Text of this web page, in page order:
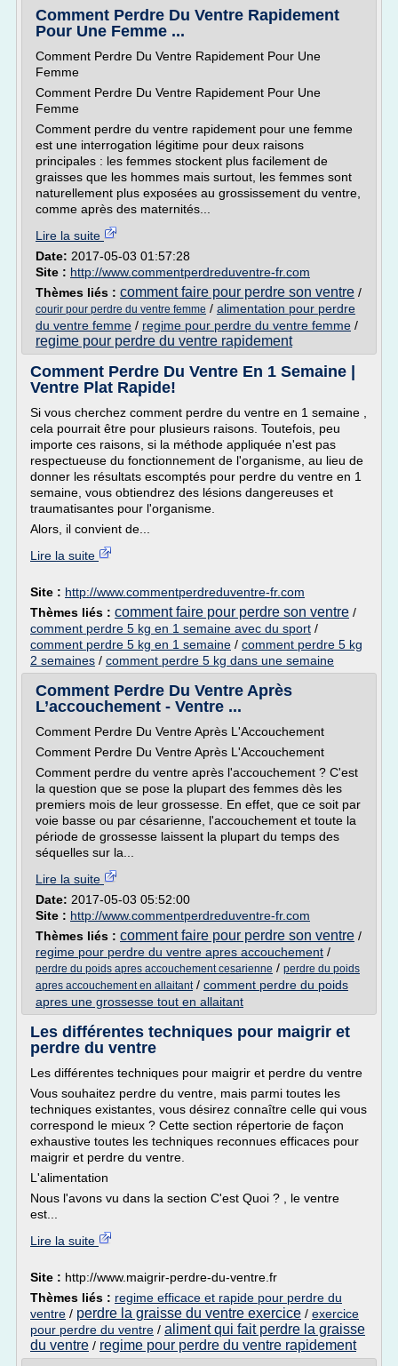
Comment Perdre Du Ventre Rapidement
Pour Une Femme ...
Comment Perdre Du Ventre Rapidement Pour Une
Femme
Comment Perdre Du Ventre Rapidement Pour Une
Femme
Comment perdre du ventre rapidement pour une femme
est une interrogation légitime pour deux raisons
principales : les femmes stockent plus facilement de
graisses que les hommes mais surtout, les femmes sont
naturellement plus exposées au grossissement du ventre,
comme après des maternités...
Lire la suite
Date: 2017-05-03 01:57:28
Site : http://www.commentperdreduventre-fr.com
Thèmes liés : comment faire pour perdre son ventre /
courir pour perdre du ventre femme / alimentation pour perdre
du ventre femme / regime pour perdre du ventre femme /
regime pour perdre du ventre rapidement
Comment Perdre Du Ventre En 1 Semaine |
Ventre Plat Rapide!
Si vous cherchez comment perdre du ventre en 1 semaine ,
cela pourrait être pour plusieurs raisons. Toutefois, peu
importe ces raisons, si la méthode appliquée n'est pas
respectueuse du fonctionnement de l'organisme, au lieu de
donner les résultats escomptés pour perdre du ventre en 1
semaine, vous obtiendrez des lésions dangereuses et
traumatisantes pour l'organisme.
Alors, il convient de...
Lire la suite
Site : http://www.commentperdreduventre-fr.com
Thèmes liés : comment faire pour perdre son ventre /
comment perdre 5 kg en 1 semaine avec du sport /
comment perdre 5 kg en 1 semaine / comment perdre 5 kg
2 semaines / comment perdre 5 kg dans une semaine
Comment Perdre Du Ventre Après
L’accouchement - Ventre ...
Comment Perdre Du Ventre Après L'Accouchement
Comment Perdre Du Ventre Après L'Accouchement
Comment perdre du ventre après l'accouchement ? C'est
la question que se pose la plupart des femmes dès les
premiers mois de leur grossesse. En effet, que ce soit par
voie basse ou par césarienne, l'accouchement et toute la
période de grossesse laissent la plupart du temps des
séquelles sur la...
Lire la suite
Date: 2017-05-03 05:52:00
Site : http://www.commentperdreduventre-fr.com
Thèmes liés : comment faire pour perdre son ventre /
regime pour perdre du ventre apres accouchement /
perdre du poids apres accouchement cesarienne / perdre du poids
apres accouchement en allaitant/ comment perdre du poids
apres une grossesse tout en allaitant
Les différentes techniques pour maigrir et
perdre du ventre
Les différentes techniques pour maigrir et perdre du ventre
Vous souhaitez perdre du ventre, mais parmi toutes les
techniques existantes, vous désirez connaître celle qui vous
correspond le mieux ? Cette section répertorie de façon
exhaustive toutes les techniques reconnues efficaces pour
maigrir et perdre du ventre.
L'alimentation
Nous l'avons vu dans la section C'est Quoi ? , le ventre
est...
Lire la suite
Site : http://www.maigrir-perdre-du-ventre.fr
Thèmes liés : regime efficace et rapide pour perdre du
ventre / perdre la graisse du ventre exercice / exercice
pour perdre du ventre / aliment qui fait perdre la graisse
du ventre / regime pour perdre du ventre rapidement